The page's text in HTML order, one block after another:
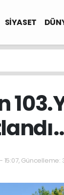
SİYASET
15:07, Güncelleme: